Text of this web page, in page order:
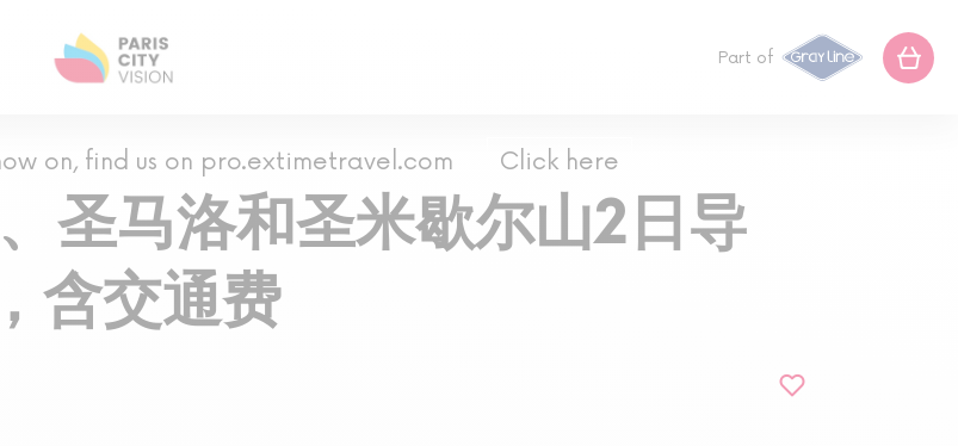
Part of
on, find us on pro.extimetravel.com Click here
圣马洛和圣米歇尔山2日导
含交通费